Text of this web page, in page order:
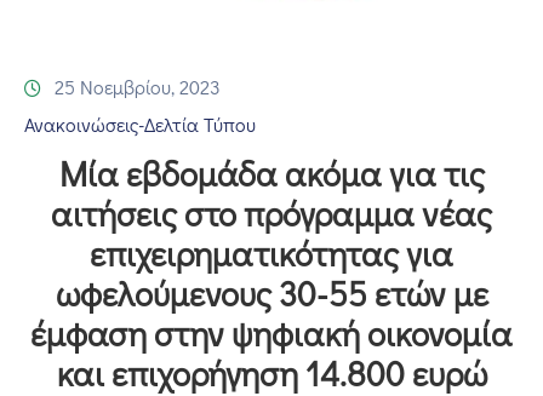
Επικοινωνία
25 Νοεμβρίου, 2023
Ανακοινώσεις-Δελτία Τύπου
Μία εβδομάδα ακόμα για τις
αιτήσεις στο πρόγραμμα νέας
επιχειρηματικότητας για
ωφελούμενους 30-55 ετών με
έμφαση στην ψηφιακή οικονομία
και επιχορήγηση 14.800 ευρώ